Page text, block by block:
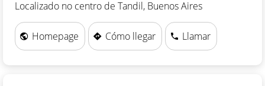
Localizado no centro de Tandil, Buenos Aires
Homepage Cómo llegar Llamar